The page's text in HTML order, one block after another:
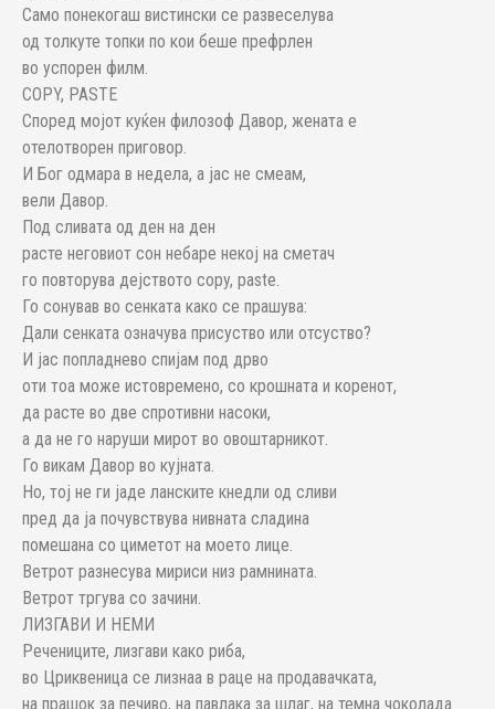
Само понекогаш вистински се развеселува
од толкуте топки по кои беше префрлен
во успорен филм.
COPY, PASTE
Според мојот куќен филозоф Давор, жената е
отелотворен приговор.
И Бог одмара в недела, а јас не смеам,
вели Давор.
Под сливата од ден на ден
расте неговиот сон небаре некој на сметач
го повторува дејството copy, paste.
Го сонував во сенката како се прашува:
Дали сенката означува присуство или отсуство?
И јас попладнево спијам под дрво
оти тоа може истовремено, со крошната и коренот,
да расте во две спротивни насоки,
а да не го наруши мирот во овоштарникот.
Го викам Давор во кујната.
Но, тој не ги јаде ланските кнедли од сливи
пред да ја почувствува нивната сладина
помешана со циметот на моето лице.
Ветрот разнесува мириси низ рамнината.
Ветрот тргува со зачини.
ЛИЗГАВИ И НЕМИ
Речениците, лизгави како риба,
во Цриквеница се лизнаа в раце на продавачката,
на прашок за печиво, на павлака за шлаг, на темна чоколада